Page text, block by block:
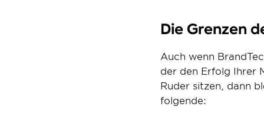
Die Grenzen
Auch wenn
der den Erfolg Ihrer
Ruder sitzen, dann
folgende: